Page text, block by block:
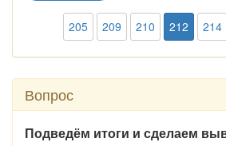
205 209 210 212 214
Вопрос
Подведём итоги и сделаем